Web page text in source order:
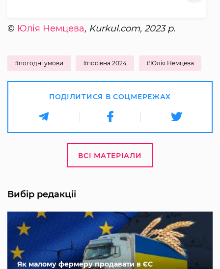
© Юлія Немцева, Kurkul.com, 2023 р.
#погодні умови #посівна 2024 #Юлія Немцева
ПОДІЛИТИСЯ В СОЦМЕРЕЖАХ
ВСІ МАТЕРІАЛИ
Вибір редакції
Як малому фермеру продавати в ЄС